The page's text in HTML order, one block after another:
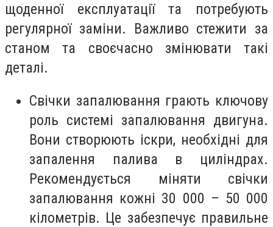
щоденної експлуатації та потребують
регулярної заміни. Важливо стежити за
станом та своєчасно змінювати такі
деталі.
Свічки запалювання грають ключову
роль системі запалювання двигуна.
Вони створюють іскри, необхідні для
запалення палива в циліндрах.
Рекомендується міняти свічки
запалювання кожні 30 000 – 50 000
кілометрів. Це забезпечує правильне